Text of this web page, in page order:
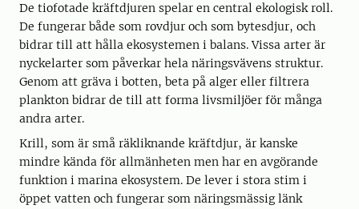
De tiofotade kräftdjuren spelar en central ekologisk roll.
De fungerar både som rovdjur och som bytesdjur, och
bidrar till att hålla ekosystemen i balans. Vissa arter är
nyckelarter som påverkar hela näringsvävens struktur.
Genom att gräva i botten, beta på alger eller filtrera
plankton bidrar de till att forma livsmiljöer för många
andra arter.
Krill, som är små räkliknande kräftdjur, är kanske
mindre kända för allmänheten men har en avgörande
funktion i marina ekosystem. De lever i stora stim i
öppet vatten och fungerar som näringsmässig länk